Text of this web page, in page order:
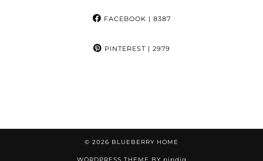
FACEBOOK | 8387
PINTEREST| 2979
© 2026 BLUEBERRY HOME